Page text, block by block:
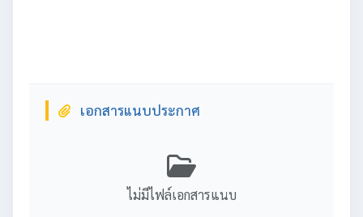
เอกสารแนบประกาศ
ไม่มีไฟล์เอกสารแนบ